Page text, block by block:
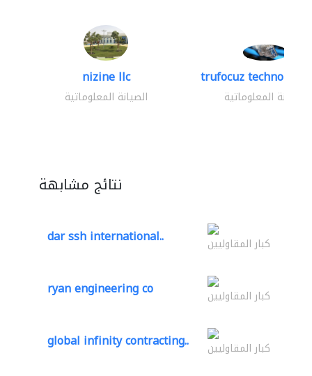
nizine llc
الصيانة المعلوماتية
trufocuz
الصيانة المعلوماتية
نتائج مشابهة
dar ssh international.. كبار المقاوليين
ryan engineering co كبار المقاوليين
global infinity contracting.. كبار المقاوليين